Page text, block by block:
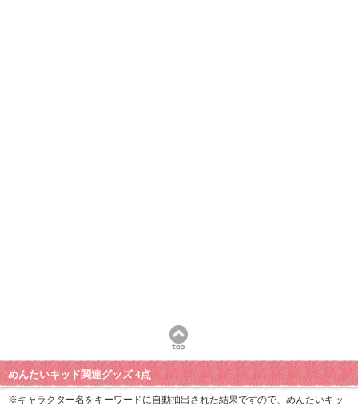
めんたいキッド関連グッズ 4点
※キャラクター名をキーワードに自動抽出された結果ですので、めんたいキッ